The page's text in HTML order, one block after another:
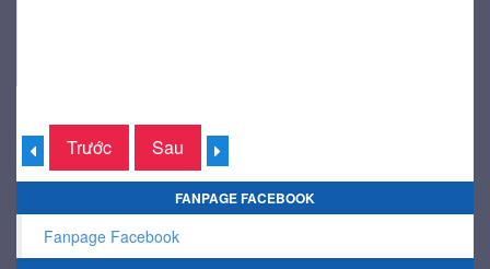
Trước Sau
FANPAGE FACEBOOK
Fanpage Facebook